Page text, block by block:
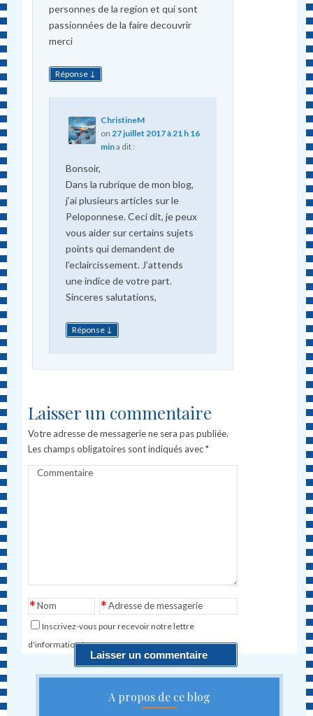
personnes de la region et qui sont
passionnées de la faire decouvrir
merci
Réponse ↓
ChristineM
on 27 juillet 2017 à 21 h 16
mina dit :
Bonsoir,
Dans la rubrique de mon blog,
j’ai plusieurs articles sur le
Peloponnese. Ceci dit, je peux
vous aider sur certains sujets
points qui demandent de
l’eclaircissement. J’attends
une indice de votre part.
Sinceres salutations,
Réponse ↓
Laisser un commentaire
Votre adresse de messagerie ne sera pas publiée.
Les champs obligatoires sont indiqués avec*
Commentaire
Nom
* Adresse de messagerie
*
Inscrivez-vous pour recevoir notre lettre
d'information !
A propos de ce blog